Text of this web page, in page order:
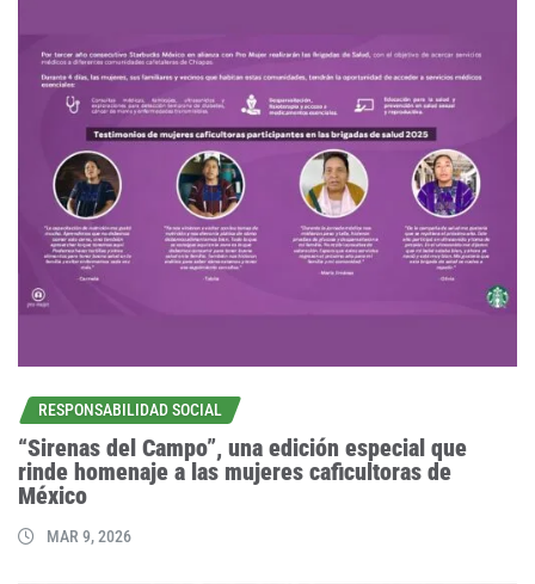
RESPONSABILIDAD SOCIAL
“Sirenas del Campo”, una edición especial que
rinde homenaje a las mujeres caficultoras de
México
MAR 9, 2026